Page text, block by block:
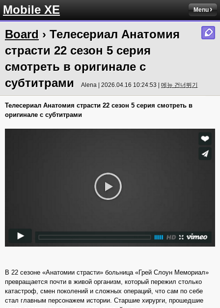
Mobile XE Menu
Board › Телесериал Анатомия
страсти 22 сезон 5 серия
смотреть в оригинале с
субтитрами
Alena | 2026.04.16 10:24:53 | 메뉴 건너뛰기
Телесериал Анатомия страсти 22 сезон 5 серия смотреть в
оригинале с субтитрами
В 22 сезоне «Анатомии страсти» больница «Грей Слоун Мемориал»
превращается почти в живой организм, который пережил столько
катастроф, смен поколений и сложных операций, что сам по себе
стал главным персонажем истории. Старшие хирурги, прошедшие